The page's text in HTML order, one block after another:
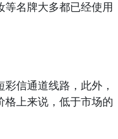
名牌大多都已经使用
信通道线路，此外，
格上来说，低于市场的